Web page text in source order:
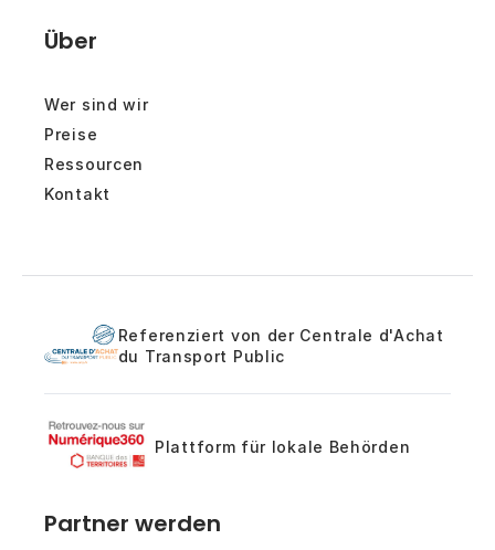
Über
Wer sind wir
Preise
Ressourcen
Kontakt
Referenziert von der Centrale d'Achat
du Transport Public
Plattform für lokale Behörden
Partner werden